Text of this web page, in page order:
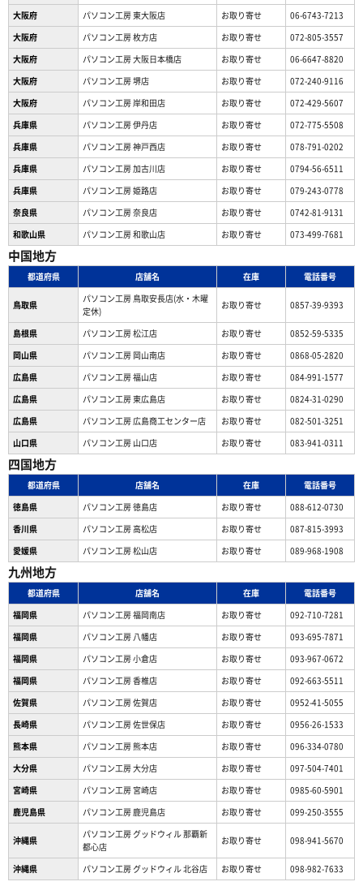
大阪府 パソコン工房 東大阪店 お取り寄せ
06-6743-7213
大阪府
パソコン工房 枚方店 お取り寄せ
072-805-3557
大阪府
パソコン工房 大阪日本橋店 お取り寄せ
06-6647-8820
大阪府
パソコン工房 堺店 お取り寄せ
072-240-9116
大阪府
パソコン工房 岸和田店 お取り寄せ
072-429-5607
兵庫県
パソコン工房 伊丹店 お取り寄せ
072-775-5508
兵庫県
パソコン工房 神戸西店 お取り寄せ
078-791-0202
兵庫県
パソコン工房 加古川店 お取り寄せ
0794-56-6511
兵庫県
パソコン工房 姫路店 お取り寄せ
079-243-0778
奈良県
パソコン工房 奈良店 お取り寄せ
0742-81-9131
和歌山県
パソコン工房 和歌山店 お取り寄せ 073-499-7681
中国地方
都道府県 店舗名 在庫 電話番号
鳥取県
パソコン工房 鳥取安長店(水・木曜
定休)
お取り寄せ 0857-39-9393
島根県 パソコン工房 松江店 お取り寄せ
0852-59-5335
岡山県
パソコン工房 岡山南店 お取り寄せ
0868-05-2820
広島県
パソコン工房 福山店 お取り寄せ
084-991-1577
広島県
パソコン工房 東広島店 お取り寄せ
0824-31-0290
広島県
パソコン工房 広島商工センター店 お取り寄せ
082-501-3251
山口県
パソコン工房 山口店 お取り寄せ 083-941-0311
四国地方
都道府県 店舗名 在庫
電話番号
徳島県
パソコン工房 徳島店 お取り寄せ
088-612-0730
香川県
パソコン工房 高松店 お取り寄せ
087-815-3993
愛媛県
パソコン工房 松山店 お取り寄せ 089-968-1908
九州地方
都道府県 店舗名 在庫
電話番号
福岡県
パソコン工房 福岡南店 お取り寄せ
092-710-7281
福岡県
パソコン工房 八幡店 お取り寄せ
093-695-7871
福岡県
パソコン工房 小倉店 お取り寄せ
093-967-0672
福岡県
パソコン工房 香椎店 お取り寄せ
092-663-5511
佐賀県
パソコン工房 佐賀店 お取り寄せ
0952-41-5055
長崎県
パソコン工房 佐世保店 お取り寄せ
0956-26-1533
熊本県
パソコン工房 熊本店 お取り寄せ
096-334-0780
大分県
パソコン工房 大分店 お取り寄せ
097-504-7401
宮崎県
パソコン工房 宮崎店 お取り寄せ
0985-60-5901
鹿児島県
パソコン工房 鹿児島店 お取り寄せ 099-250-3555
沖縄県
パソコン工房 グッドウィル 那覇新
都心店
お取り寄せ 098-941-5670
沖縄県 パソコン工房 グッドウィル 北谷店 お取り寄せ 098-982-7633